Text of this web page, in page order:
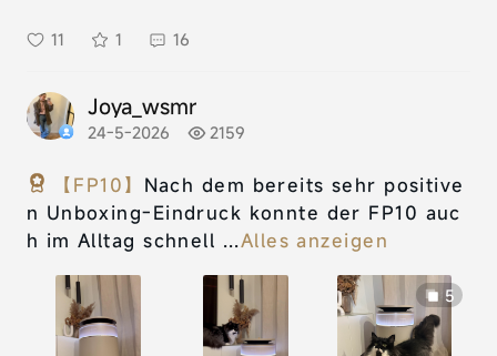
11 1 16
Joya_wsmr
24-5-2026 2159
【FP10】 Nach dem bereits sehr positive
n Unboxing-Eindruck konnte der FP10 auc
h im Alltag schnell ...Alles anzeigen
5